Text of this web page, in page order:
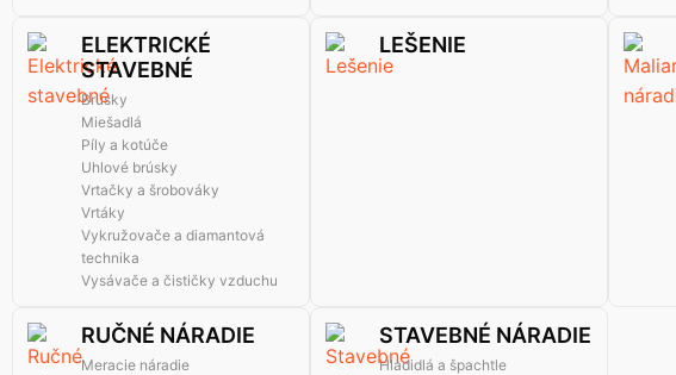
ELEKTRICKÉ
STAVEBNÉ
Brúsky
Miešadlá
Píly a kotúče
Uhlové brúsky
Vrtačky a šrobováky
Vrtáky
Vykružovače a diamantová
technika
Vysávače a čističky vzduchu
LEŠENIE
RUČNÉ NÁRADIE
Meracie náradie
STAVEBNÉ NÁRADIE
Hladidlá a špachtle